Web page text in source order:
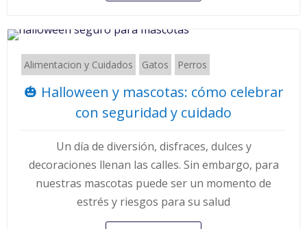
Alimentacion y Cuidados Gatos Perros
🎃 Halloween y mascotas: cómo celebrar
con seguridad y cuidado
Un día de diversión, disfraces, dulces y
decoraciones llenan las calles. Sin embargo, para
nuestras mascotas puede ser un momento de
estrés y riesgos para su salud